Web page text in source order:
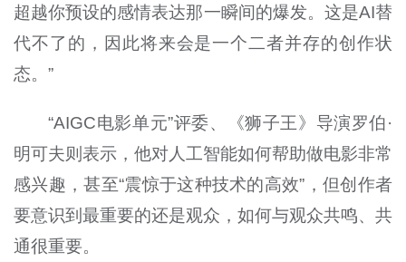
超越你预设的感情表达那一瞬间的爆发。这是AI替
代不了的，因此将来会是一个二者并存的创作状
态。”
“AIGC电影单元”评委、《狮子王》导演罗伯·
明可夫则表示，他对人工智能如何帮助做电影非常
感兴趣，甚至“震惊于这种技术的高效”，但创作者
要意识到最重要的还是观众，如何与观众共鸣、共
通很重要。